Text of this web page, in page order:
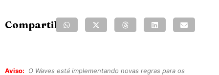
Compartilhe:
Aviso:
O Waves está implementando novas regras para os